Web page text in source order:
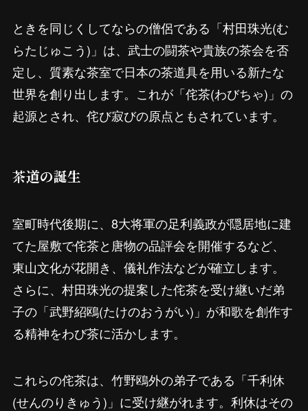
ときを同じくしてならの僧侶である「村田珠光(む
らたじゅこう)」は、武士の闘茶や貴族の茶会を否
定し、質素な茶室で日本の茶道具を用いる新たな
世界を創り出します。これが「侘茶(わびちゃ)」の
起源とされ、侘び寂びの原点ともされています。
茶道の誕生
室町時代後期に、8大将軍の足利義政が隠居地に建
てた屋敷で侘茶と唐物の品評会を開催するなど、
東山文化が花開き、儀礼作法などが確立します。
さらに、村田珠光の提案した侘茶を受け継いだ弟
子の「武野紹鴎(たけのおうがい)」が和歌を創作す
る精神をわび茶に活かします。
これらの侘茶は、竹野鴎外の弟子である「千利休
(せんのりきゅう)」に受け継がれます。利休はその